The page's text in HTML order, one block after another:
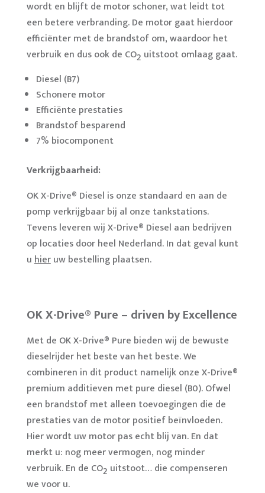
wordt en blijft de motor schoner, wat leidt tot
een betere verbranding. De motor gaat hierdoor
efficiënter met de brandstof om, waardoor het
verbruik en dus ook de CO2 uitstoot omlaag gaat.
Diesel (B7)
Schonere motor
Efficiënte prestaties
Brandstof besparend
7% biocomponent
Verkrijgbaarheid:
OK X-Drive® Diesel is onze standaard en aan de
pomp verkrijgbaar bij al onze tankstations.
Tevens leveren wij X-Drive® Diesel aan bedrijven
op locaties door heel Nederland. In dat geval kunt
uhieruw bestelling plaatsen.
OK X-Drive® Pure – driven by Excellence
Met de OK X-Drive® Pure bieden wij de bewuste
dieselrijder het beste van het beste. We
combineren in dit product namelijk onze X-Drive®
premium additieven met pure diesel (B0). Ofwel
een brandstof met alleen toevoegingen die de
prestaties van de motor positief beïnvloeden.
Hier wordt uw motor pas echt blij van. En dat
merkt u: nog meer vermogen, nog minder
verbruik. En de CO2 uitstoot… die compenseren
we voor u.